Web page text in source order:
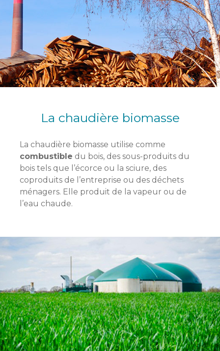
La chaudière biomasse
La chaudière biomasse utilise comme
combustible du bois, des sous-produits du
bois tels que l’écorce ou la sciure, des
coproduits de l’entreprise ou des déchets
ménagers. Elle produit de la vapeur ou de
l’eau chaude.